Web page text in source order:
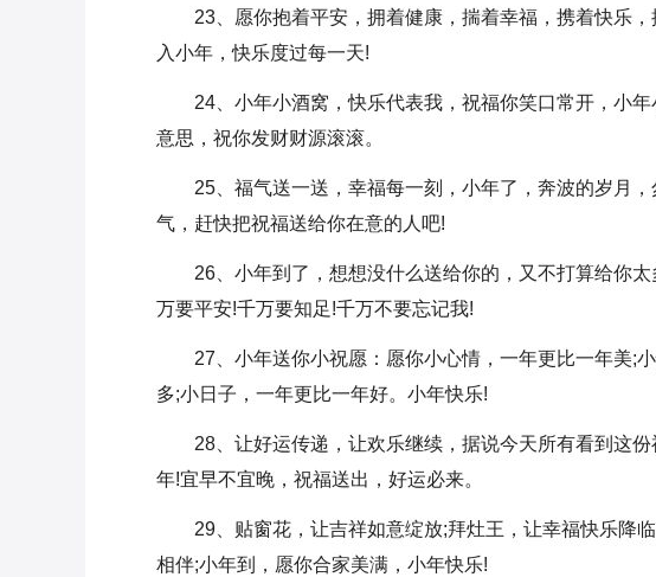
23、愿你抱着平安，拥着健康，揣着幸福，携着快乐
入小年，快乐度过每一天!
24、小年小酒窝，快乐代表我，祝福你笑口常开，小
意思，祝你发财财源滚滚。
25、福气送一送，幸福每一刻，小年了，奔波的岁月
气，赶快把祝福送给你在意的人吧!
26、小年到了，想想没什么送给你的，又不打算给你
万要平安!千万要知足!千万不要忘记我!
27、小年送你小祝愿：愿你小心情，一年更比一年美;
多;小日子，一年更比一年好。小年快乐!
28、让好运传递，让欢乐继续，据说今天所有看到这
年!宜早不宜晚，祝福送出，好运必来。
29、贴窗花，让吉祥如意绽放;拜灶王，让幸福快乐降
相伴;小年到，愿你合家美满，小年快乐!